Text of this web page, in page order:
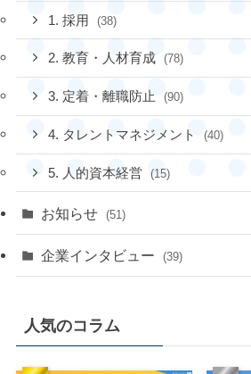
1. 採用 (38)
2. 教育・人材育成 (78)
3. 定着・離職防止 (90)
4. タレントマネジメント (40)
5. 人的資本経営 (15)
お知らせ (51)
企業インタビュー (39)
人気のコラム